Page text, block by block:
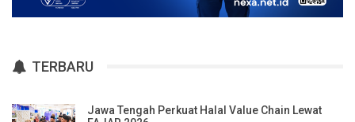
TERBARU
Jawa Tengah Perkuat Halal Value Chain Lewat